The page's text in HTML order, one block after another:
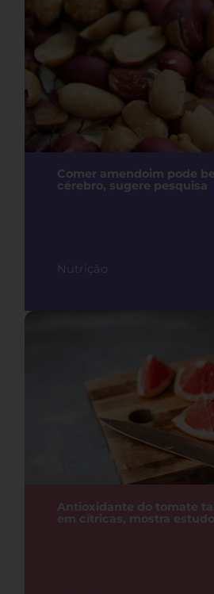
Comer amendoim pode
cérebro, sugere pesquisa
Nutrição
Antioxidante do tomate
em cítricas, mostra estudo